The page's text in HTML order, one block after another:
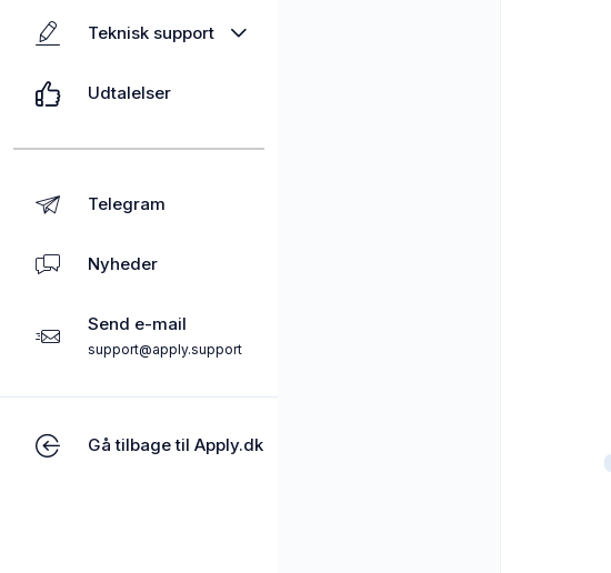
Teknisk support
Udtalelser
Telegram
Nyheder
Send e-mail
support@apply.support
Gå tilbage til Apply.dk